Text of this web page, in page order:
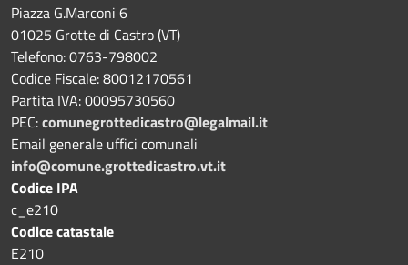
Piazza G.Marconi 6
01025 Grotte di Castro (VT)
Telefono: 0763-798002
Codice Fiscale: 80012170561
Partita IVA: 00095730560
PEC:comunegrottedicastro@legalmail.it
Email generale uffici comunali
info@comune.grottedicastro.vt.it
Codice IPA
c_e210
Codice catastale
E210